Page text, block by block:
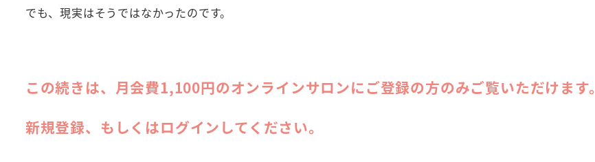
でも、現実はそうではなかったのです。
この続きは、月会費1,100円のオンラインサロンにご登録の方のみご覧いただけます。
新規登録、もしくはログインしてください。